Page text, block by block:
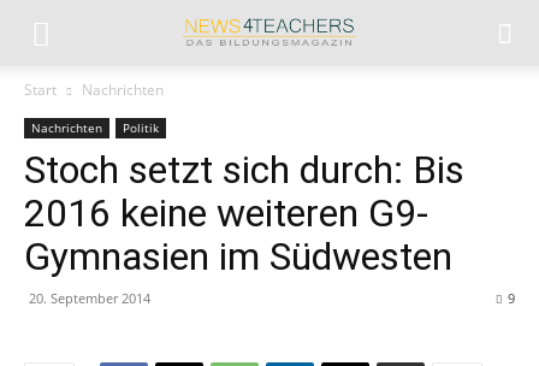
Start Nachrichten
Nachrichten Politik
Stoch setzt sich durch: Bis
2016 keine weiteren G9-
Gymnasien im Südwesten
20. September 2014 9